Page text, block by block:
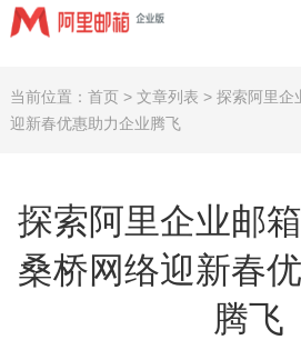
当前位置： 首页> 文章列表 > 探索阿里企
迎新春优惠助力企业腾飞
探索阿里企业邮
桑桥网络迎新春
腾飞